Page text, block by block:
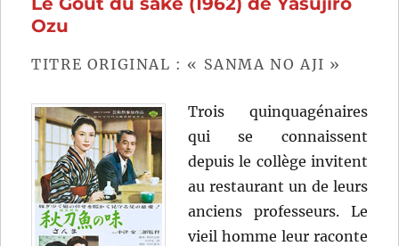
Ozu
TITRE ORIGINAL : « SANMA NO AJI »
Trois quinquagénaires
qui se connaissent
depuis le collège invitent
au restaurant un de leurs
anciens professeurs. Le
vieil homme leur raconte